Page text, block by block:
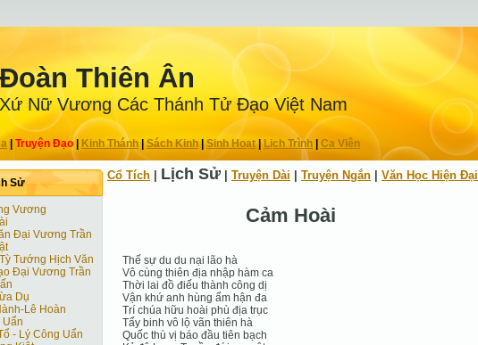
Thiên Ân
Nữ Vương Các Thánh Tử Ðạo Việt Nam
Truyện Ðạo| Kinh Thánh Sách Kinh|Sinh Hoạt| Lịch Trình Ca Viên
Sử
Vương
Đại Vương Trần
Tướng Hịch Văn
Đại Vương Trần
Dụ
Lê Hoàn
Uẩn
- Lý Công Uẩn
Cổ Tích Lịch Sử Truyện Dài Truyện Ngắn Văn Học Hiện Ðại
Cảm Hoài
Thế sự du du nại lão hà
Vô cùng thiên địa nhập hàm ca
Thời lai đồ điếu thành công dị
Vận khứ anh hùng ẩm hận đa
Trí chúa hữu hoài phù địa trục
Tẩy binh vô lộ vãn thiên hà
Quốc thù vị báo đầu tiên bạch